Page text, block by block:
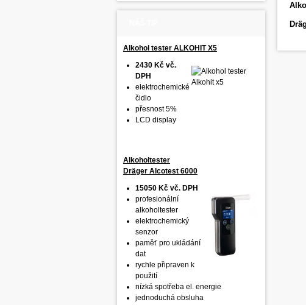
Alkohol tester ALKOHIT X5
2430 Kč vč.
DPH
elektrochemické
čidlo
přesnost 5%
LCD display
Alkoholtester
Dräger Alcotest 6000
15050 Kč vč. DPH
profesionální
alkoholtester
elektrochemický
senzor
paměť pro ukládání
dat
rychle připraven k
použití
nízká spotřeba el. energie
jednoduchá obsluha